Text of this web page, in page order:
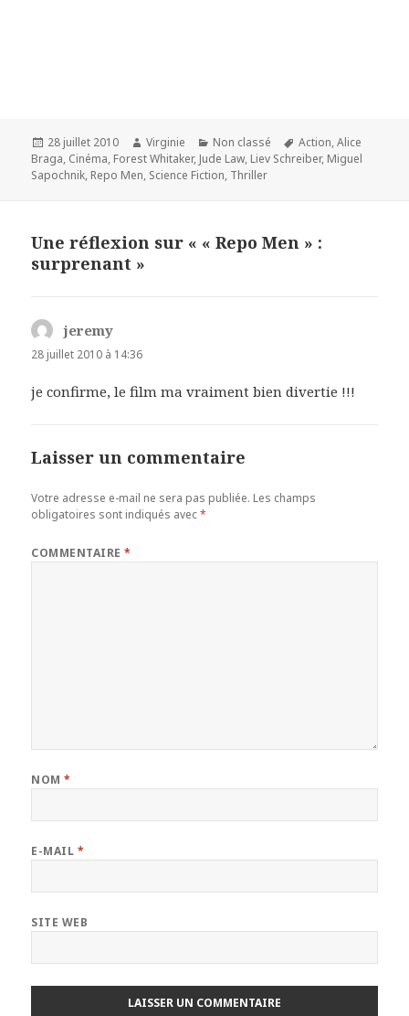
Publié
le
28 juillet 2010 Auteur
Virginie Catégories
Non classé
Mots-
clés
Action,Alice
Braga, Cinéma, Forest Whitaker, Jude Law, Liev Schreiber, Miguel
Sapochnik, Repo Men, Science Fiction, Thriller
Une réflexion sur « « Repo Men » :
surprenant »
jeremy
28 juillet 2010 à 14:36
je confirme, le film ma vraiment bien divertie !!!
Laisser un commentaire
Votre adresse e-mail ne sera pas publiée. Les champs
obligatoires sont indiqués avec*
COMMENTAIRE*
NOM*
E-MAIL *
SITE WEB